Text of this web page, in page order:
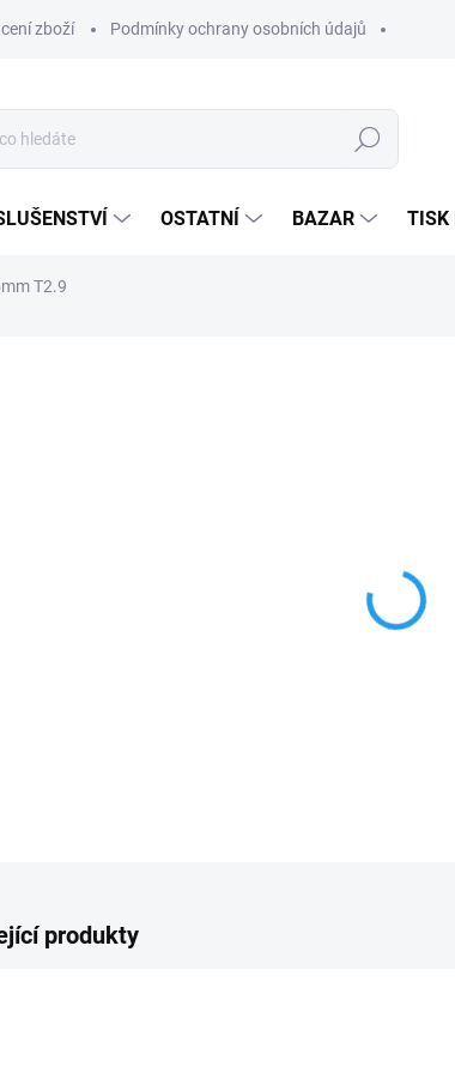
zboží Podmínky ochrany osobních údajů
Hledat
OSTATNÍ BAZAR TISK
T2.9
produkty